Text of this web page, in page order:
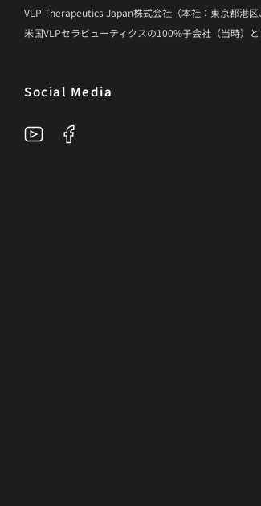
VLP Therapeutics Japan株式会社（本社：東京都港区
米国VLPセラピューティクスの100%子会社（当時）と
Social Media